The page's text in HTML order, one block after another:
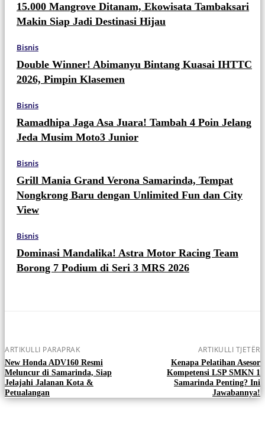
15.000 Mangrove Ditanam, Ekowisata Tambaksari
Makin Siap Jadi Destinasi Hijau
Bisnis
Double Winner! Abimanyu Bintang Kuasai IHTTC
2026, Pimpin Klasemen
Bisnis
Ramadhipa Jaga Asa Juara! Tambah 4 Poin Jelang
Jeda Musim Moto3 Junior
Bisnis
Grill Mania Grand Verona Samarinda, Tempat
Nongkrong Baru dengan Unlimited Fun dan City
View
Bisnis
Dominasi Mandalika! Astra Motor Racing Team
Borong 7 Podium di Seri 3 MRS 2026
ARTIKULLI PARAPRAK
New Honda ADV160 Resmi
Meluncur di Samarinda, Siap
Jelajahi Jalanan Kota &
Petualangan
ARTIKULLI TJETËR
Kenapa Pelatihan Asesor
Kompetensi LSP SMKN 1
Samarinda Penting? Ini
Jawabannya!